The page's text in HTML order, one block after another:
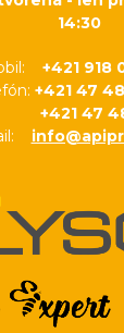
14:30
+421 918
+421 47
47 489